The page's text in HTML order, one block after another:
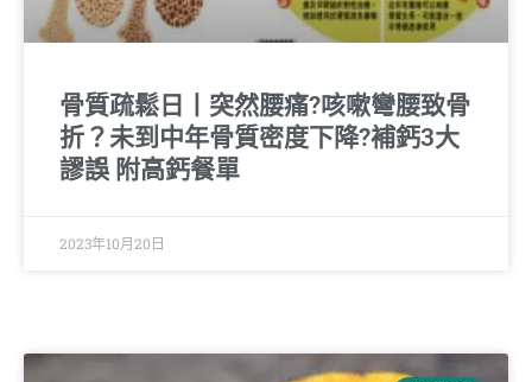
骨質疏鬆日丨突然腰痛?咳嗽彎腰致骨
折？未到中年骨質密度下降?補鈣3大
謬誤 附高鈣餐單
2023年10月20日